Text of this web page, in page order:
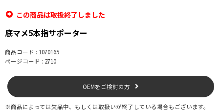
この商品は取扱終了しました
底マメ5本指サポーター
商品コード : 1070165
ページコード : 2710
OEMをご検討の方
※商品によっては欠品中、もしくは取扱いが終了している場合もございます。